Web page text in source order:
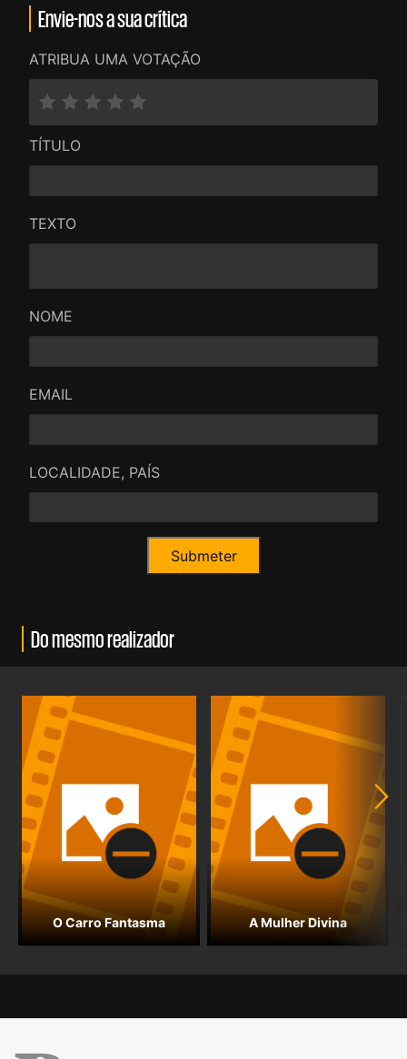
Envie-nos a sua crítica
ATRIBUA UMA VOTAÇÃO
TÍTULO
TEXTO
NOME
EMAIL
LOCALIDADE, PAÍS
Do mesmo realizador
O Carro Fantasma A Mulher Divina